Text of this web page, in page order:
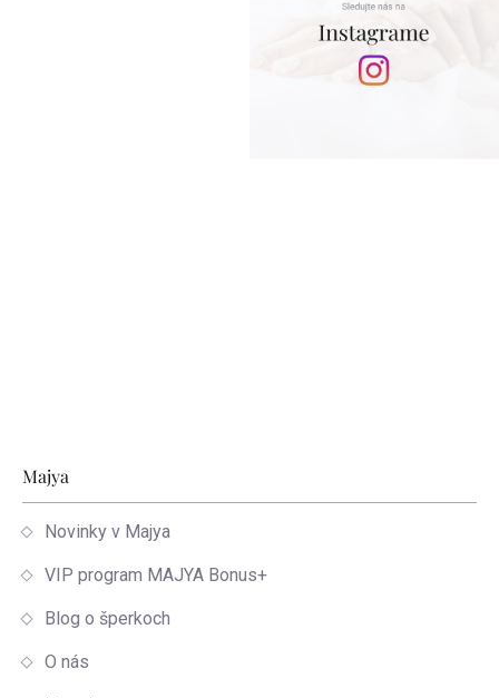
Zápätie
Majya
Novinky v Majya
VIP program MAJYA Bonus+
Blog o šperkoch
O nás